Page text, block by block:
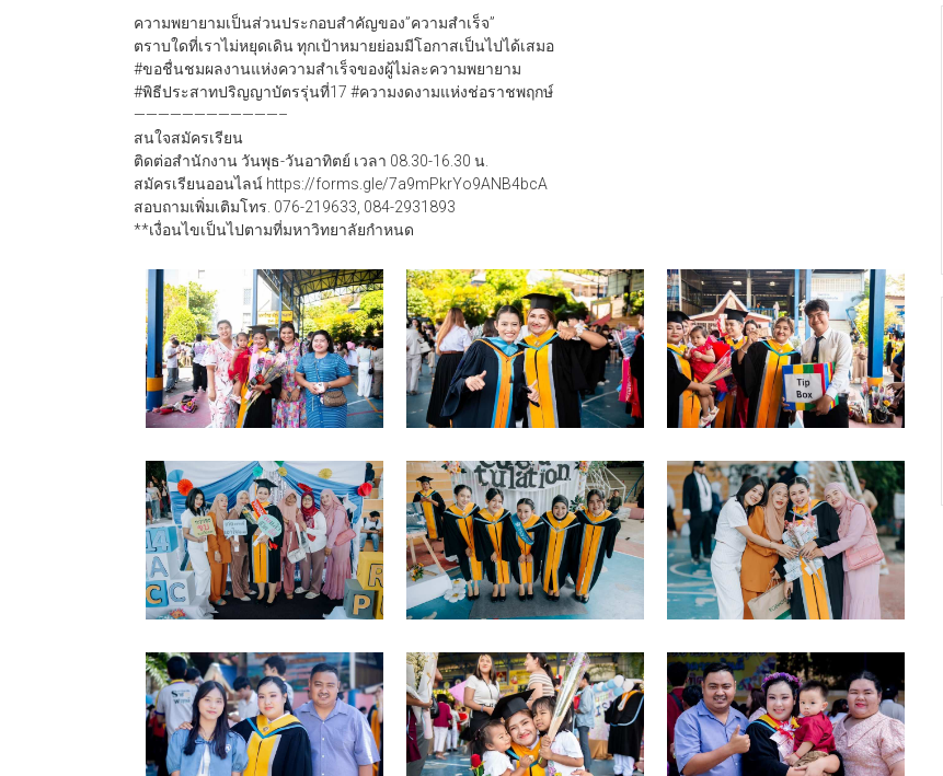
ความพยายามเป็นส่วนประกอบสำคัญของ”ความสำเร็จ”
ตราบใดที่เราไม่หยุดเดิน ทุกเป้าหมายย่อมมีโอกาสเป็นไปได้เสมอ
#ขอชื่นชมผลงานแห่งความสำเร็จของผู้ไม่ละความพยายาม
#พิธีประสาทปริญญาบัตรรุ่นที่17 #ความงดงามแห่งช่อราชพฤกษ์
————————————–
สนใจสมัครเรียน
ติดต่อสำนักงาน วันพุธ-วันอาทิตย์ เวลา 08.30-16.30 น.
สมัครเรียนออนไลน์ https://forms.gle/7a9mPkrYo9ANB4bcA
สอบถามเพิ่มเติมโทร. 076-219633, 084-2931893
**เงื่อนไขเป็นไปตามที่มหาวิทยาลัยกำหนด